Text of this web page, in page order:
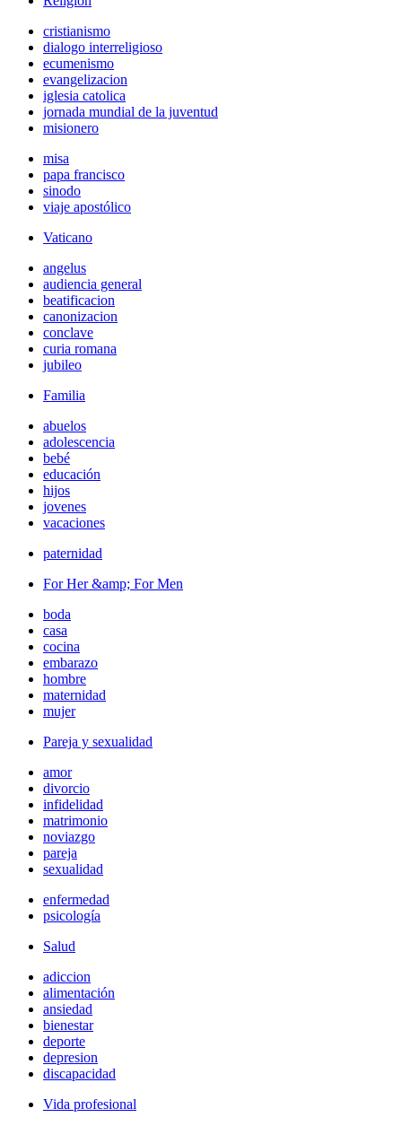
cristianismo
dialogo interreligioso
ecumenismo
evangelizacion
iglesia catolica
jornada mundial de la juventud
misionero
misa
papa francisco
sinodo
viaje apostólico
Vaticano
angelus
audiencia general
beatificacion
canonizacion
conclave
curia romana
jubileo
Familia
abuelos
adolescencia
bebé
educación
hijos
jovenes
vacaciones
paternidad
For Her &amp; For Men
boda
casa
cocina
embarazo
hombre
maternidad
mujer
Pareja y sexualidad
amor
divorcio
infidelidad
matrimonio
noviazgo
pareja
sexualidad
enfermedad
psicología
Salud
adiccion
alimentación
ansiedad
bienestar
deporte
depresion
discapacidad
Vida profesional